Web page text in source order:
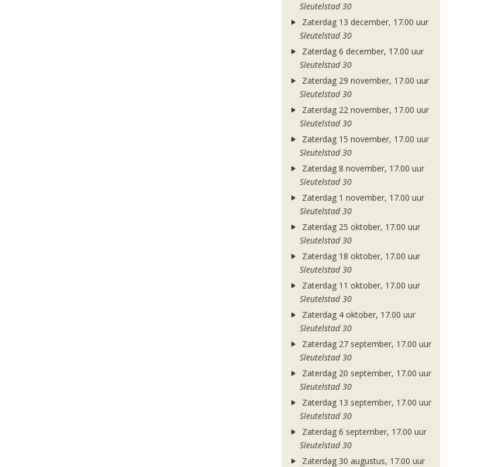
Sleutelstad 30
Zaterdag 13 december, 17.00 uur
Sleutelstad 30
Zaterdag 6 december, 17.00 uur
Sleutelstad 30
Zaterdag 29 november, 17.00 uur
Sleutelstad 30
Zaterdag 22 november, 17.00 uur
Sleutelstad 30
Zaterdag 15 november, 17.00 uur
Sleutelstad 30
Zaterdag 8 november, 17.00 uur
Sleutelstad 30
Zaterdag 1 november, 17.00 uur
Sleutelstad 30
Zaterdag 25 oktober, 17.00 uur
Sleutelstad 30
Zaterdag 18 oktober, 17.00 uur
Sleutelstad 30
Zaterdag 11 oktober, 17.00 uur
Sleutelstad 30
Zaterdag 4 oktober, 17.00 uur
Sleutelstad 30
Zaterdag 27 september, 17.00 uur
Sleutelstad 30
Zaterdag 20 september, 17.00 uur
Sleutelstad 30
Zaterdag 13 september, 17.00 uur
Sleutelstad 30
Zaterdag 6 september, 17.00 uur
Sleutelstad 30
Zaterdag 30 augustus, 17.00 uur